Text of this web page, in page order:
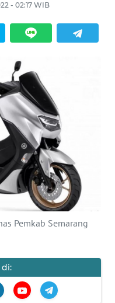
- 02:17 WIB
Pemkab Semarang